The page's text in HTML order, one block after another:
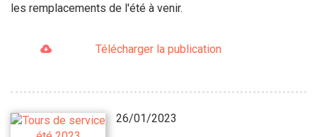
les remplacements de l'été à venir.
Télécharger la publication
26/01/2023